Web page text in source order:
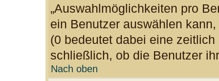
„Auswahlmöglichkeiten pro
ein Benutzer auswählen
(0 bedeutet dabei eine
schließlich, ob die Benutzer
Nach oben